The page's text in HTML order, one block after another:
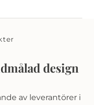
design
av leverantörer i